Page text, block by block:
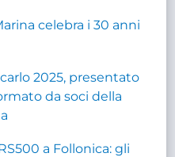
celebra i 30 anni
2025, presentato
da soci della
a Follonica: gli